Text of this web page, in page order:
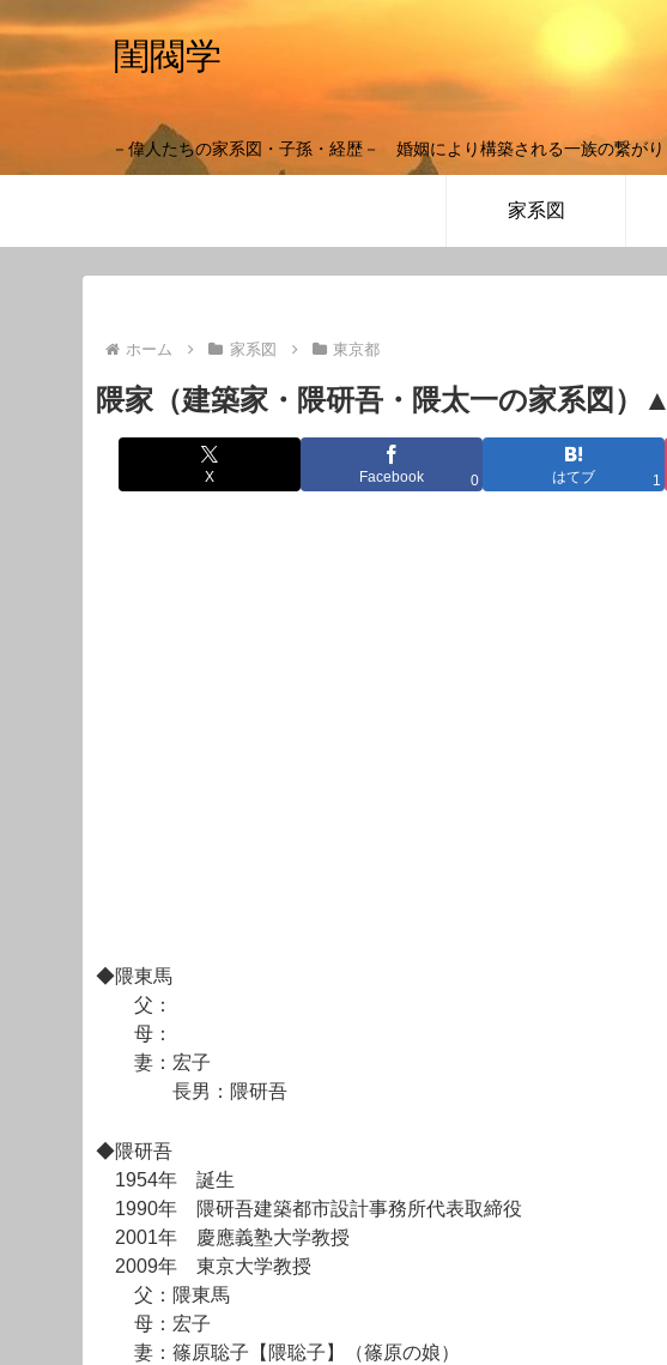
閨閥学
－偉人たちの家系図・子孫・経歴－ 婚姻により構築される一族の繋がり
家系図
ホーム 家系図 東京都
隈家（建築家・隈研吾・隈太一の家系図）▲
X Facebook 0 はてブ 1
◆隈東馬
父：
母：
妻：宏子
長男：隈研吾
◆隈研吾
1954年 誕生
1990年 隈研吾建築都市設計事務所代表取締役
2001年 慶應義塾大学教授
2009年 東京大学教授
父：隈東馬
母：宏子
妻：篠原聡子【隈聡子】（篠原の娘）